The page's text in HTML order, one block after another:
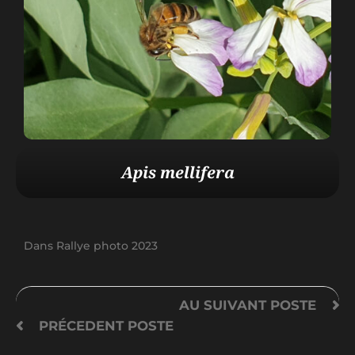
Apis mellifera
Dans Rallye photo 2023
AU SUIVANTPOSTE
PRÉCEDENTPOSTE